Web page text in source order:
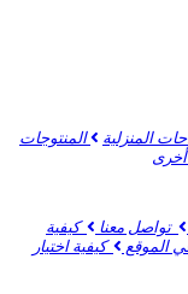
المنزلية
المنتوجات
تواصل معنا
كيفية
الموقع
كيفية اختيار